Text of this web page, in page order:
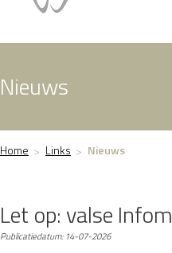
Nieuws
Home Links Nieuws
Let op: valse
Publicatiedatum: 14-07-2026